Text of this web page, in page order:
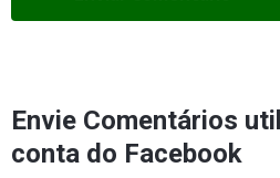
Envie Comentários
conta do Facebook